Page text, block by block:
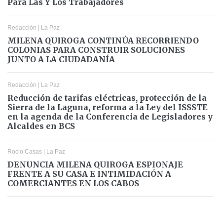
Para Las Y Los Trabajadores
Redacción La Paz
MILENA QUIROGA CONTINÚA RECORRIENDO
COLONIAS PARA CONSTRUIR SOLUCIONES
JUNTO A LA CIUDADANÍA
Redacción La Paz
Reducción de tarifas eléctricas, protección de la
Sierra de la Laguna, reforma a la Ley del ISSSTE
en la agenda de la Conferencia de Legisladores y
Alcaldes en BCS
Rocio Casas La Paz
DENUNCIA MILENA QUIROGA ESPIONAJE
FRENTE A SU CASA E INTIMIDACIÓN A
COMERCIANTES EN LOS CABOS